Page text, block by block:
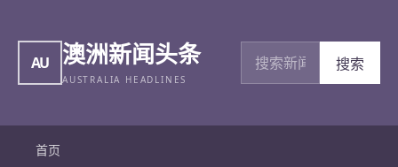
AU 澳洲新闻头条
AUSTRALIA HEADLINES
搜索新闻
搜索
首页